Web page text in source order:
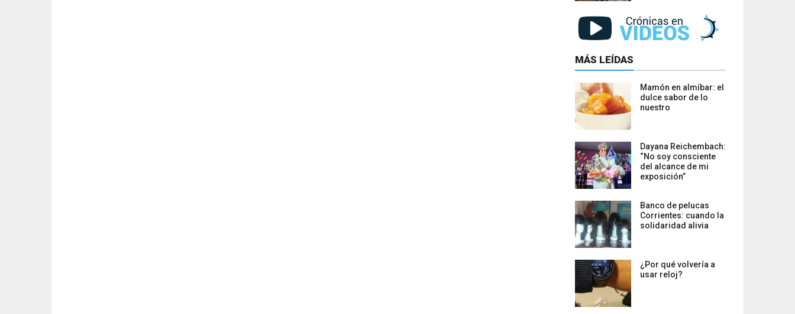
MÁS LEÍDAS
Mamón en almíbar: el
dulce sabor de lo
nuestro
Dayana Reichembach:
“No soy consciente
del alcance de mi
exposición”
Banco de pelucas
Corrientes: cuando la
solidaridad alivia
¿Por qué volvería a
usar reloj?